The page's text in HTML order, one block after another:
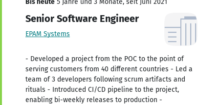
Senior Software Engineer
EPAM Systems
- Developed a project from the POC to the point of
serving customers from 40 different countries - Led a
team of 3 developers following scrum artifacts and
rituals - Introduced CI/CD pipeline to the project,
enabling bi-weekly releases to production -